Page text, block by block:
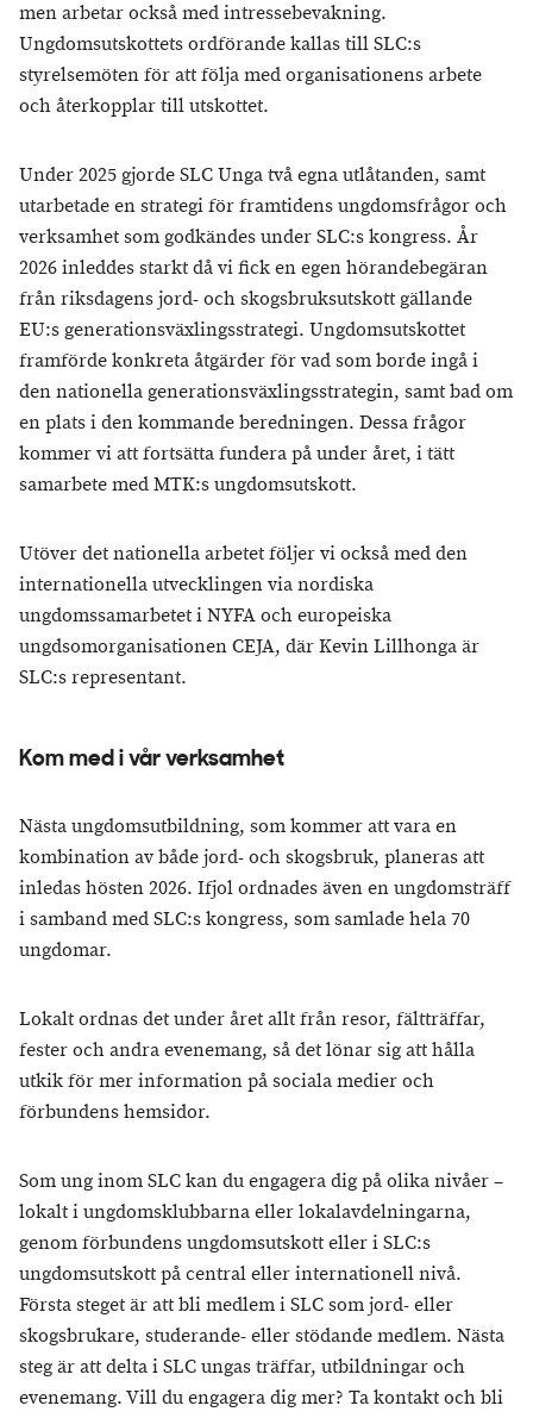
men arbetar också med intressebevakning.
Ungdomsutskottets ordförande kallas till SLC:s
styrelsemöten för att följa med organisationens arbete
och återkopplar till utskottet.
Under 2025 gjorde SLC Unga två egna utlåtanden, samt
utarbetade en strategi för framtidens ungdomsfrågor och
verksamhet som godkändes under SLC:s kongress. År
2026 inleddes starkt då vi fick en egen hörandebegäran
från riksdagens jord- och skogsbruksutskott gällande
EU:s generationsväxlingsstrategi. Ungdomsutskottet
framförde konkreta åtgärder för vad som borde ingå i
den nationella generationsväxlingsstrategin, samt bad om
en plats i den kommande beredningen. Dessa frågor
kommer vi att fortsätta fundera på under året, i tätt
samarbete med MTK:s ungdomsutskott.
Utöver det nationella arbetet följer vi också med den
internationella utvecklingen via nordiska
ungdomssamarbetet i NYFA och europeiska
ungdsomorganisationen CEJA, där Kevin Lillhonga är
SLC:s representant.
Kom med i vår verksamhet
Nästa ungdomsutbildning, som kommer att vara en
kombination av både jord- och skogsbruk, planeras att
inledas hösten 2026. Ifjol ordnades även en ungdomsträff
i samband med SLC:s kongress, som samlade hela 70
ungdomar.
Lokalt ordnas det under året allt från resor, fältträffar,
fester och andra evenemang, så det lönar sig att hålla
utkik för mer information på sociala medier och
förbundens hemsidor.
Som ung inom SLC kan du engagera dig på olika nivåer –
lokalt i ungdomsklubbarna eller lokalavdelningarna,
genom förbundens ungdomsutskott eller i SLC:s
ungdomsutskott på central eller internationell nivå.
Första steget är att bli medlem i SLC som jord- eller
skogsbrukare, studerande- eller stödande medlem. Nästa
steg är att delta i SLC ungas träffar, utbildningar och
evenemang. Vill du engagera dig mer? Ta kontakt och bli